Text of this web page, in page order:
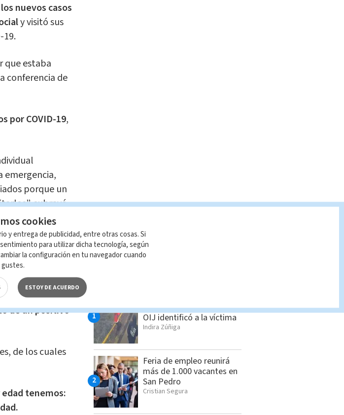
nuevos casos
y visitó sus
19.
que estaba
conferencia de
por COVID-19,
emergencia,
porque un
subrayó.
se salió de su
de un positivo
de los cuales
tenemos:
Siquirres tenía 34 años;
OIJ identificó a la víctima
Indira Zúñiga
Feria de empleo reunirá
más de 1.000 vacantes en
San Pedro
Cristian Segura
cookies
y entrega de publicidad, entre otras cosas. Si
para utilizar dicha tecnología, según
la configuración en tu navegador cuando
gustes.
ESTOY DE ACUERDO